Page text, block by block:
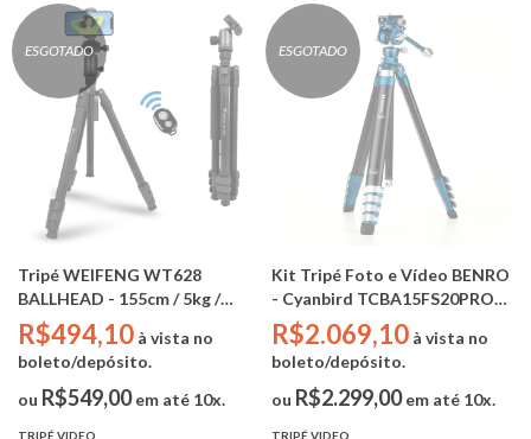
ESGOTADO
Tripé WEIFENG WT628
BALLHEAD - 155cm / 5kg /
Suporte Celular e Controle
Disparo
R$494,10 à vista no
boleto/depósito.
ou R$549,00em até 10x.
TRIPÉ VIDEO
ESGOTADO
Kit Tripé Foto e Vídeo BENRO
- Cyanbird TCBA15FS20PROC
(max 4.5kg / 156cm )
R$2.069,10 à vista no
boleto/depósito.
ou R$2.299,00em até 10x.
TRIPÉ VIDEO